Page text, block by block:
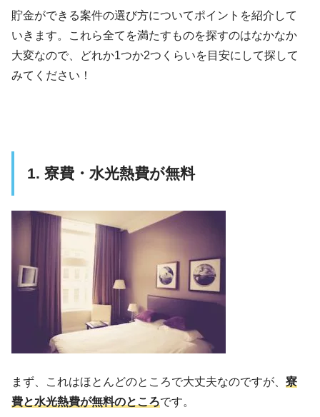
貯金ができる案件の選び方についてポイントを紹介して
いきます。これら全てを満たすものを探すのはなかなか
大変なので、どれか1つか2つくらいを目安にして探して
みてください！
1. 寮費・水光熱費が無料
まず、これはほとんどのところで大丈夫なのですが、寮
費と水光熱費が無料のところです。